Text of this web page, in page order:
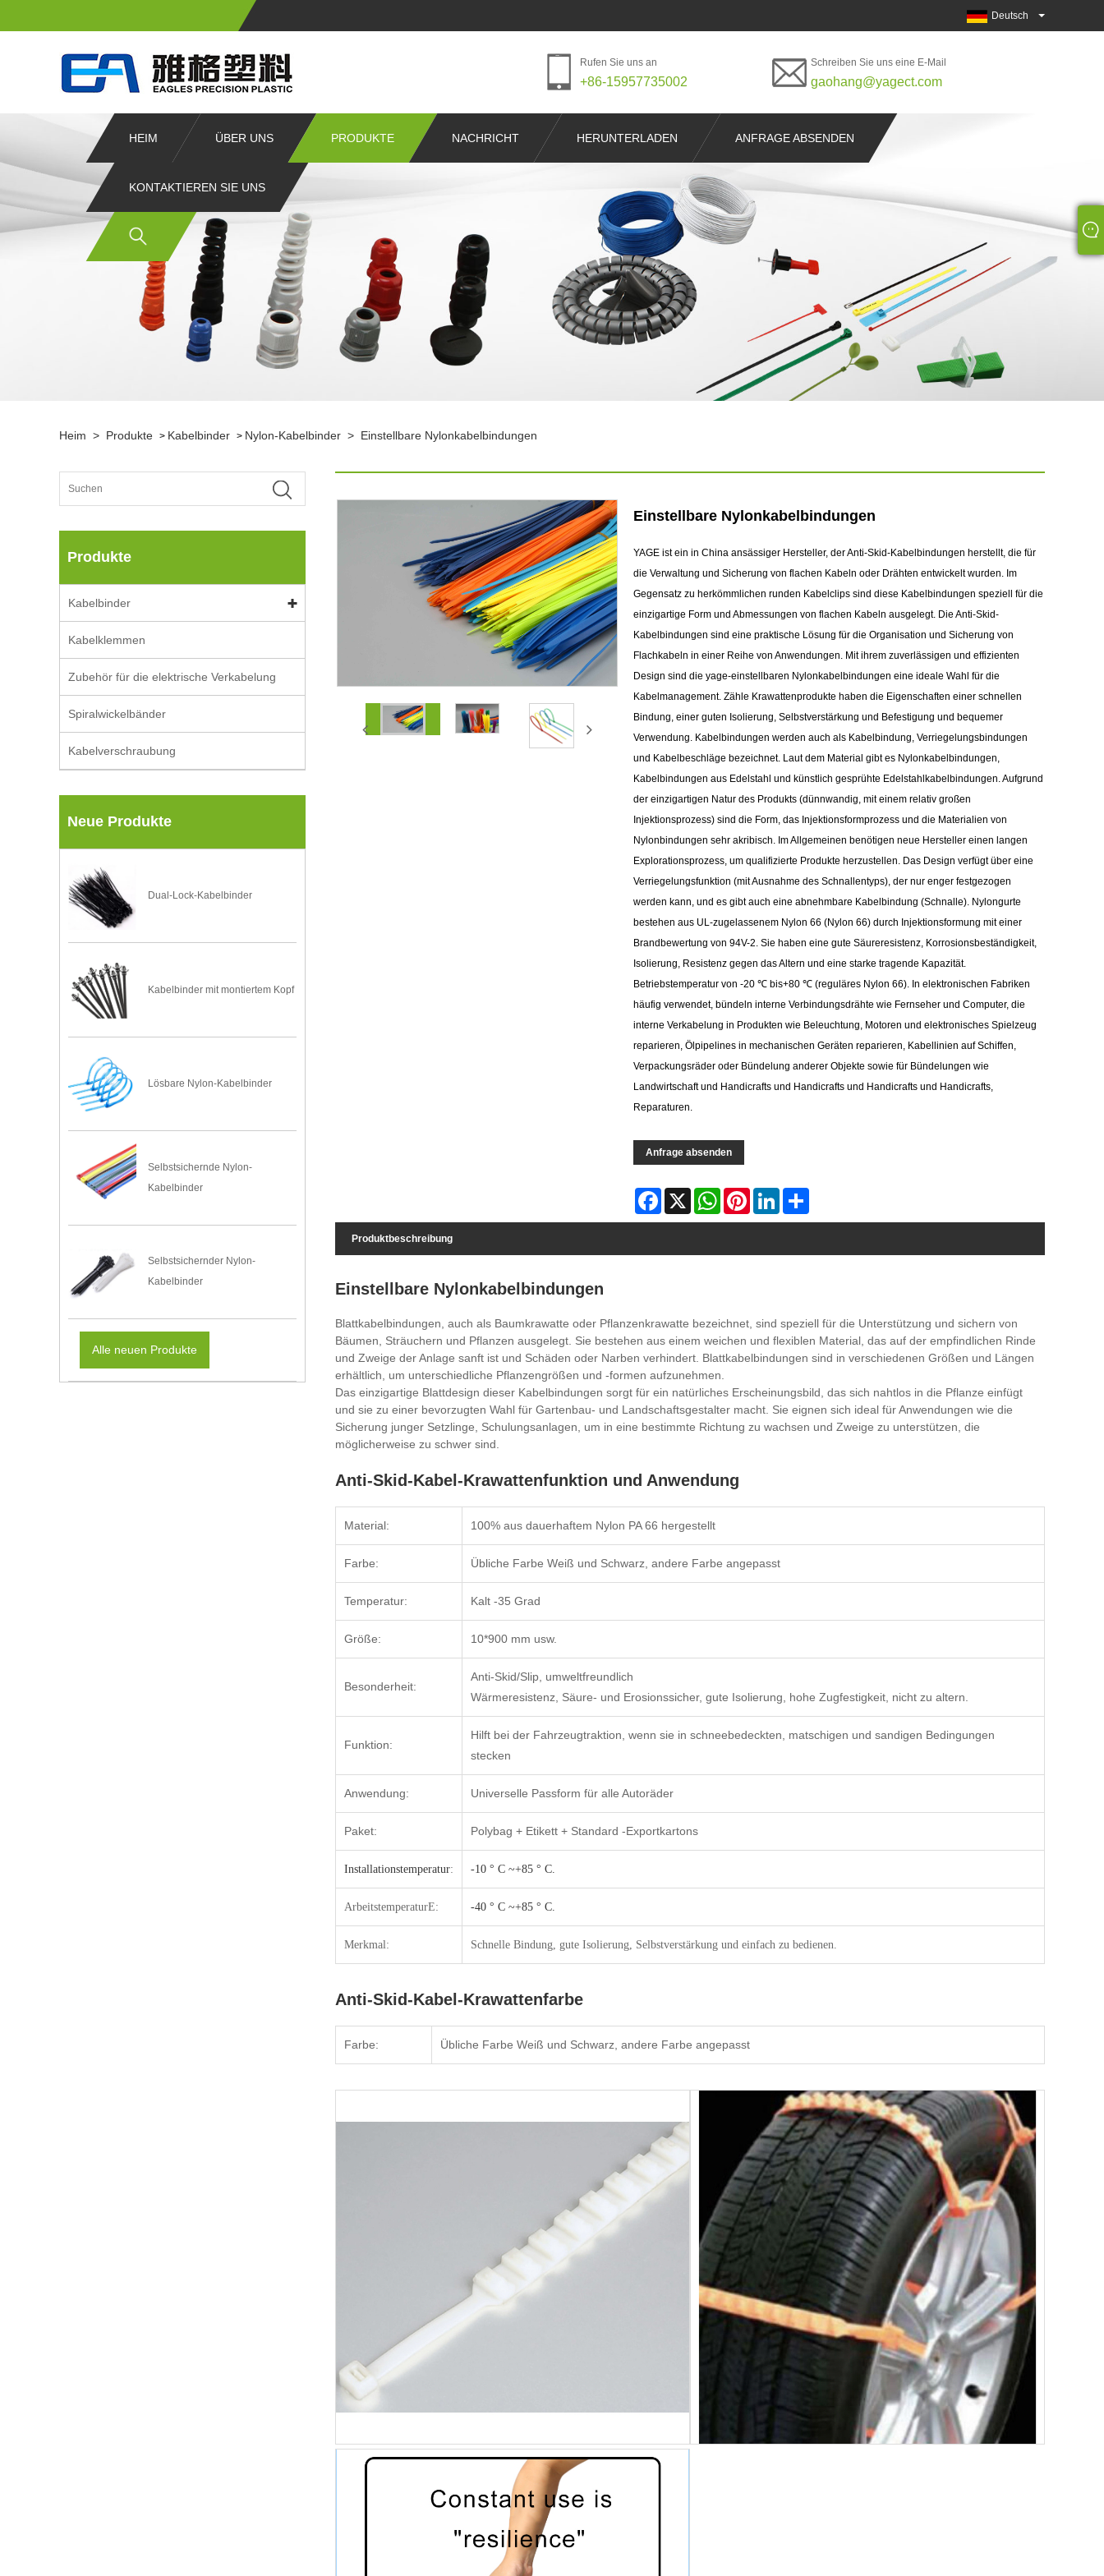
Deutsch
Rufen Sie uns an
+86-15957735002
Schreiben Sie uns eine E-Mail
gaohang@yagect.com
HEIM ÜBER UNS PRODUKTE NACHRICHT HERUNTERLADEN ANFRAGE ABSENDEN
KONTAKTIEREN SIE UNS
Heim > Produkte > Kabelbinder > Nylon-Kabelbinder > Einstellbare Nylonkabelbindungen
Produkte
Kabelbinder
Kabelklemmen
Zubehör für die elektrische Verkabelung
Spiralwickelbänder
Kabelverschraubung
Neue Produkte
Dual-Lock-Kabelbinder
Kabelbinder mit montiertem Kopf
Lösbare Nylon-Kabelbinder
Selbstsichernde Nylon-
Kabelbinder
Selbstsichernder Nylon-
Kabelbinder
Alle neuen Produkte
Einstellbare Nylonkabelbindungen
YAGE ist ein in China ansässiger Hersteller, der Anti-Skid-Kabelbindungen herstellt, die für
die Verwaltung und Sicherung von flachen Kabeln oder Drähten entwickelt wurden. Im
Gegensatz zu herkömmlichen runden Kabelclips sind diese Kabelbindungen speziell für die
einzigartige Form und Abmessungen von flachen Kabeln ausgelegt. Die Anti-Skid-
Kabelbindungen sind eine praktische Lösung für die Organisation und Sicherung von
Flachkabeln in einer Reihe von Anwendungen. Mit ihrem zuverlässigen und effizienten
Design sind die yage-einstellbaren Nylonkabelbindungen eine ideale Wahl für die
Kabelmanagement. Zähle Krawattenprodukte haben die Eigenschaften einer schnellen
Bindung, einer guten Isolierung, Selbstverstärkung und Befestigung und bequemer
Verwendung. Kabelbindungen werden auch als Kabelbindung, Verriegelungsbindungen
und Kabelbeschläge bezeichnet. Laut dem Material gibt es Nylonkabelbindungen,
Kabelbindungen aus Edelstahl und künstlich gesprühte Edelstahlkabelbindungen. Aufgrund
der einzigartigen Natur des Produkts (dünnwandig, mit einem relativ großen
Injektionsprozess) sind die Form, das Injektionsformprozess und die Materialien von
Nylonbindungen sehr akribisch. Im Allgemeinen benötigen neue Hersteller einen langen
Explorationsprozess, um qualifizierte Produkte herzustellen. Das Design verfügt über eine
Verriegelungsfunktion (mit Ausnahme des Schnallentyps), der nur enger festgezogen
werden kann, und es gibt auch eine abnehmbare Kabelbindung (Schnalle). Nylongurte
bestehen aus UL-zugelassenem Nylon 66 (Nylon 66) durch Injektionsformung mit einer
Brandbewertung von 94V-2. Sie haben eine gute Säureresistenz, Korrosionsbeständigkeit,
Isolierung, Resistenz gegen das Altern und eine starke tragende Kapazität.
Betriebstemperatur von -20 ℃ bis+80 ℃ (reguläres Nylon 66). In elektronischen Fabriken
häufig verwendet, bündeln interne Verbindungsdrähte wie Fernseher und Computer, die
interne Verkabelung in Produkten wie Beleuchtung, Motoren und elektronisches Spielzeug
reparieren, Ölpipelines in mechanischen Geräten reparieren, Kabellinien auf Schiffen,
Verpackungsräder oder Bündelung anderer Objekte sowie für Bündelungen wie
Landwirtschaft und Handicrafts und Handicrafts und Handicrafts und Handicrafts,
Reparaturen.
Anfrage absenden
Facebook WhatsAppPinterestLinkedIn
Produktbeschreibung
Einstellbare Nylonkabelbindungen
Blattkabelbindungen, auch als Baumkrawatte oder Pflanzenkrawatte bezeichnet, sind speziell für die Unterstützung und sichern von
Bäumen, Sträuchern und Pflanzen ausgelegt. Sie bestehen aus einem weichen und flexiblen Material, das auf der empfindlichen Rinde
und Zweige der Anlage sanft ist und Schäden oder Narben verhindert. Blattkabelbindungen sind in verschiedenen Größen und Längen
erhältlich, um unterschiedliche Pflanzengrößen und -formen aufzunehmen.
Das einzigartige Blattdesign dieser Kabelbindungen sorgt für ein natürliches Erscheinungsbild, das sich nahtlos in die Pflanze einfügt
und sie zu einer bevorzugten Wahl für Gartenbau- und Landschaftsgestalter macht. Sie eignen sich ideal für Anwendungen wie die
Sicherung junger Setzlinge, Schulungsanlagen, um in eine bestimmte Richtung zu wachsen und Zweige zu unterstützen, die
möglicherweise zu schwer sind.
Anti-Skid-Kabel-Krawattenfunktion und Anwendung
Material: 100% aus dauerhaftem Nylon PA 66 hergestellt
Farbe: Übliche Farbe Weiß und Schwarz, andere Farbe angepasst
Temperatur: Kalt -35 Grad
Größe: 10*900 mm usw.
Besonderheit:
Anti-Skid/Slip, umweltfreundlich
Wärmeresistenz, Säure- und Erosionssicher, gute Isolierung, hohe Zugfestigkeit, nicht zu altern.
Funktion:
Hilft bei der Fahrzeugtraktion, wenn sie in schneebedeckten, matschigen und sandigen Bedingungen
stecken
Anwendung: Universelle Passform für alle Autoräder
Paket: Polybag + Etikett + Standard -Exportkartons
Installationstemperatur: -10 ° C ~+85 ° C.
ArbeitstemperaturE: -40 ° C ~+85 ° C.
Merkmal: Schnelle Bindung, gute Isolierung, Selbstverstärkung und einfach zu bedienen.
Anti-Skid-Kabel-Krawattenfarbe
Farbe: Übliche Farbe Weiß und Schwarz, andere Farbe angepasst